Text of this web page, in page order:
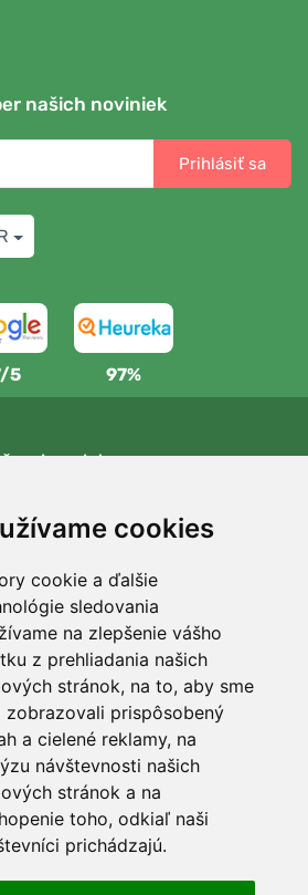
cookies
cookie a ďalšie
sledovania
na zlepšenie vášho
z prehliadania našich
stránok, na to, aby sme
zobrazovali prispôsobený
a cielené reklamy, na
návštevnosti našich
stránok a na
toho, odkiaľ naši
prichádzajú.
našich noviniek
Prihlásiť sa
5 97%
a bezplatne
pri objednávkach nad 75 EUR
a vrátenie tovaru
kedykoľvek vrátiť alebo vymeniť do 90
zasadíme strom! Prečítajte si viac